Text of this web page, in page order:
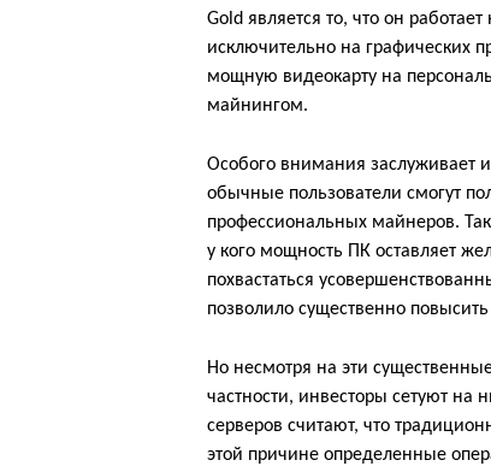
Gold является то, что он
исключительно на графических
мощную видеокарту на
майнингом.
Особого внимания заслуживает
обычные пользователи смогут
профессиональных майнеров.
у кого мощность ПК оставляет
похвастаться
позволило существенно
Но несмотря на эти
частности, инвесторы сетуют на
серверов считают, что
этой причине определенные